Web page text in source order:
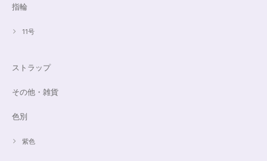
指輪
11号
ストラップ
その他・雑貨
色別
紫色